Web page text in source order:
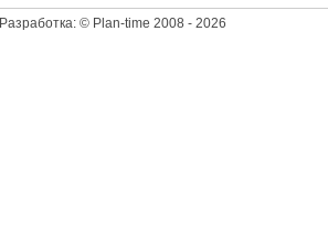
Разработка: © Plan-time 2008 - 2026